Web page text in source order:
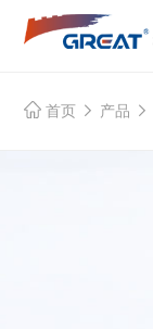
首页 产品